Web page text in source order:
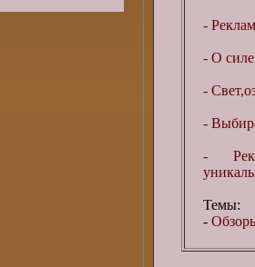
-
- О
-
-
-
Темы:
-